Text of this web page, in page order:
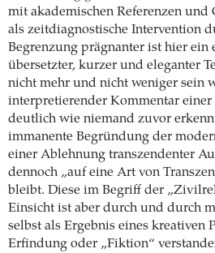
mit akademischen Referenzen
als zeitdiagnostische Intervention
Begrenzung prägnanter ist hier ein
übersetzter, kurzer und eleganter
nicht mehr und nicht weniger sein
interpretierender Kommentar einer
deutlich wie niemand zuvor
immanente Begründung der
einer Ablehnung transzendenter
dennoch „auf eine Art von
bleibt. Diese im Begriff der
Einsicht ist aber durch und durch
selbst als Ergebnis eines kreativen
Erfindung oder „Fiktion“